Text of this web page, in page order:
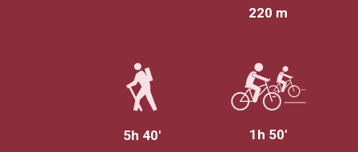
220 m
5h 40' 1h 50'